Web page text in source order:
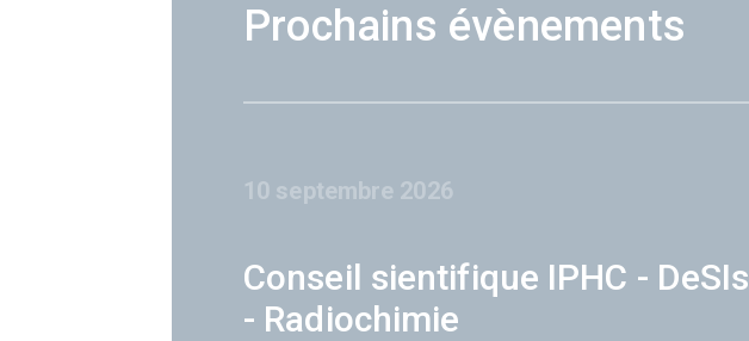
Prochains évènements
10 septembre 2026
Conseil sientifique IPHC - DeSIs
- Radiochimie